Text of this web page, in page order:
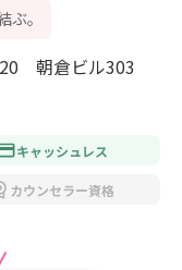
。
キャッシュレス
カウンセラー資格